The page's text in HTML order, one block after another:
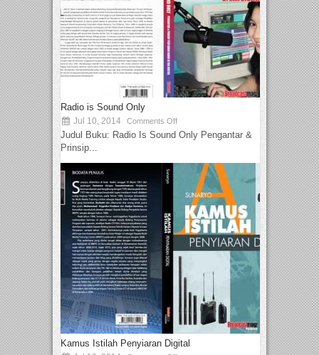
Radio is Sound Only
Jul 10, 2014 Comments Off
Judul Buku: Radio Is Sound Only Pengantar &
Prinsip...
Kamus Istilah Penyiaran Digital